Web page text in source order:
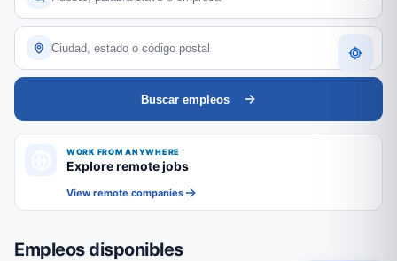
Buscar empleos
WORK FROM ANYWHERE
Explore remote jobs
View remote companies
Empleos disponibles